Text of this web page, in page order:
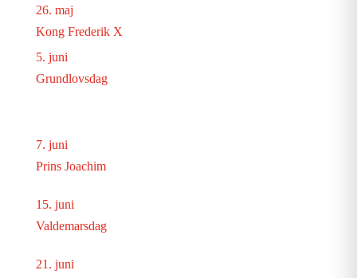
26. maj
Kong Frederik X
5. juni
Grundlovsdag
7. juni
Prins Joachim
15. juni
Valdemarsdag
21. juni